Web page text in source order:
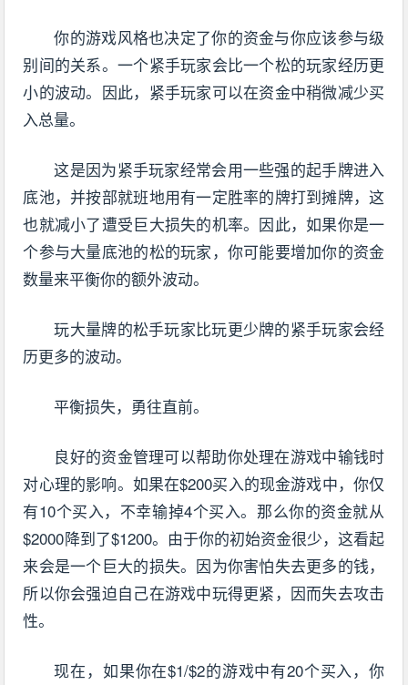
你的游戏风格也决定了你的资金与你应该参与级
别间的关系。一个紧手玩家会比一个松的玩家经历更
小的波动。因此，紧手玩家可以在资金中稍微减少买
入总量。
这是因为紧手玩家经常会用一些强的起手牌进入
底池，并按部就班地用有一定胜率的牌打到摊牌，这
也就减小了遭受巨大损失的机率。因此，如果你是一
个参与大量底池的松的玩家，你可能要增加你的资金
数量来平衡你的额外波动。
玩大量牌的松手玩家比玩更少牌的紧手玩家会经
历更多的波动。
平衡损失，勇往直前。
良好的资金管理可以帮助你处理在游戏中输钱时
对心理的影响。如果在$200买入的现金游戏中，你仅
有10个买入，不幸输掉4个买入。那么你的资金就从
$2000降到了$1200。由于你的初始资金很少，这看起
来会是一个巨大的损失。因为你害怕失去更多的钱，
所以你会强迫自己在游戏中玩得更紧，因而失去攻击
性。
现在，如果你在$1/$2的游戏中有20个买入，你